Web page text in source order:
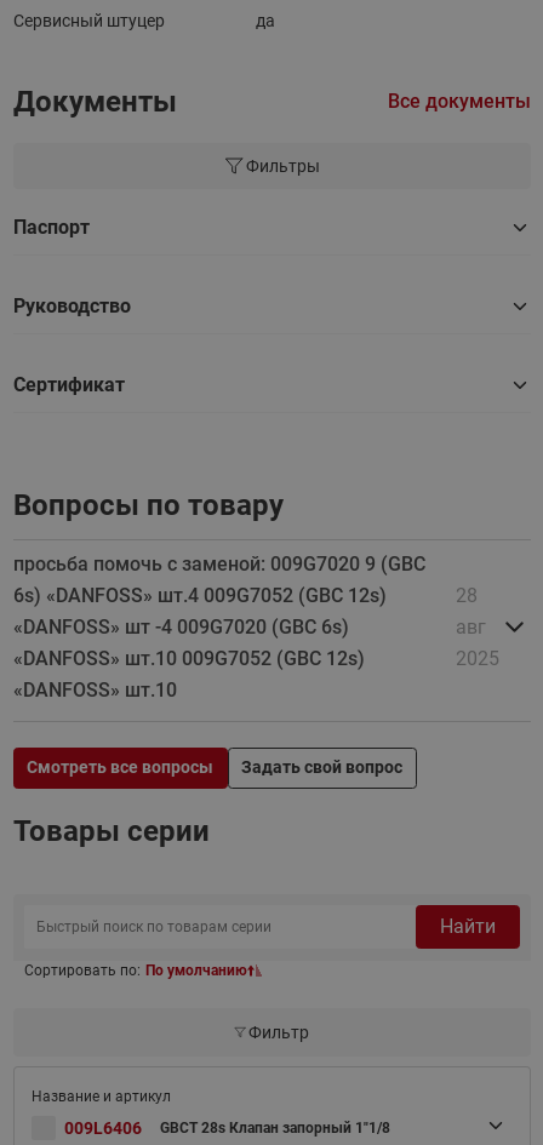
Сервисный штуцер да
Документы Все документы
Фильтры
Паспорт
Руководство
Сертификат
Вопросы по товару
просьба помочь с заменой: 009G7020 9 (GBC
6s) «DANFOSS» шт.4 009G7052 (GBC 12s)
«DANFOSS» шт -4 009G7020 (GBC 6s)
«DANFOSS» шт.10 009G7052 (GBC 12s)
«DANFOSS» шт.10
28
авг
2025
Смотреть все вопросы Задать свой вопрос
Товары серии
Найти
Сортировать по: По умолчанию
Фильтр
009L6406 GBCT 28s Клапан запорный 1"1/8